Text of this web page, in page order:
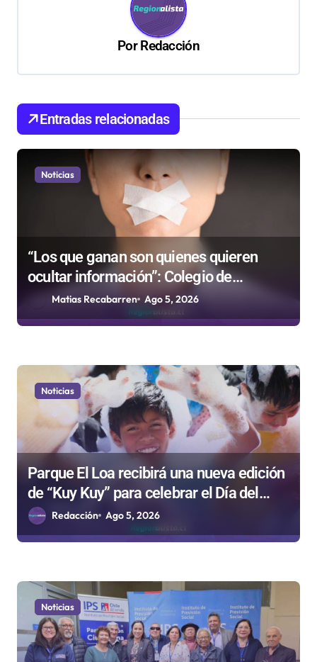
n
e
PorRedacción
Entradas relacionadas
Noticias
“Los que ganan son quienes quieren
ocultar información”: Colegio de
Periodistas cuestiona la “Ley Mordaza
2.0”
Matias Recabarren Ago 5, 2026
Noticias
Parque El Loa recibirá una nueva edición
de “Kuy Kuy” para celebrar el Día del
NiñoRedacción Ago 5, 2026
Noticias